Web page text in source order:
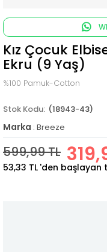
Kız Çocuk
Ekru (9 Yaş)
%100 Pamuk-Cotton
(18943-43)
Marka : Breeze
599,99 TL
53,33 TL 'den başlayan